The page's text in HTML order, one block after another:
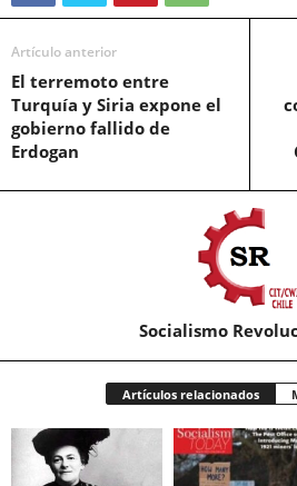
Artículo anterior
El terremoto entre
Turquía y Siria expone el
gobierno fallido de
Erdogan
Socialismo
Artículos relacionados